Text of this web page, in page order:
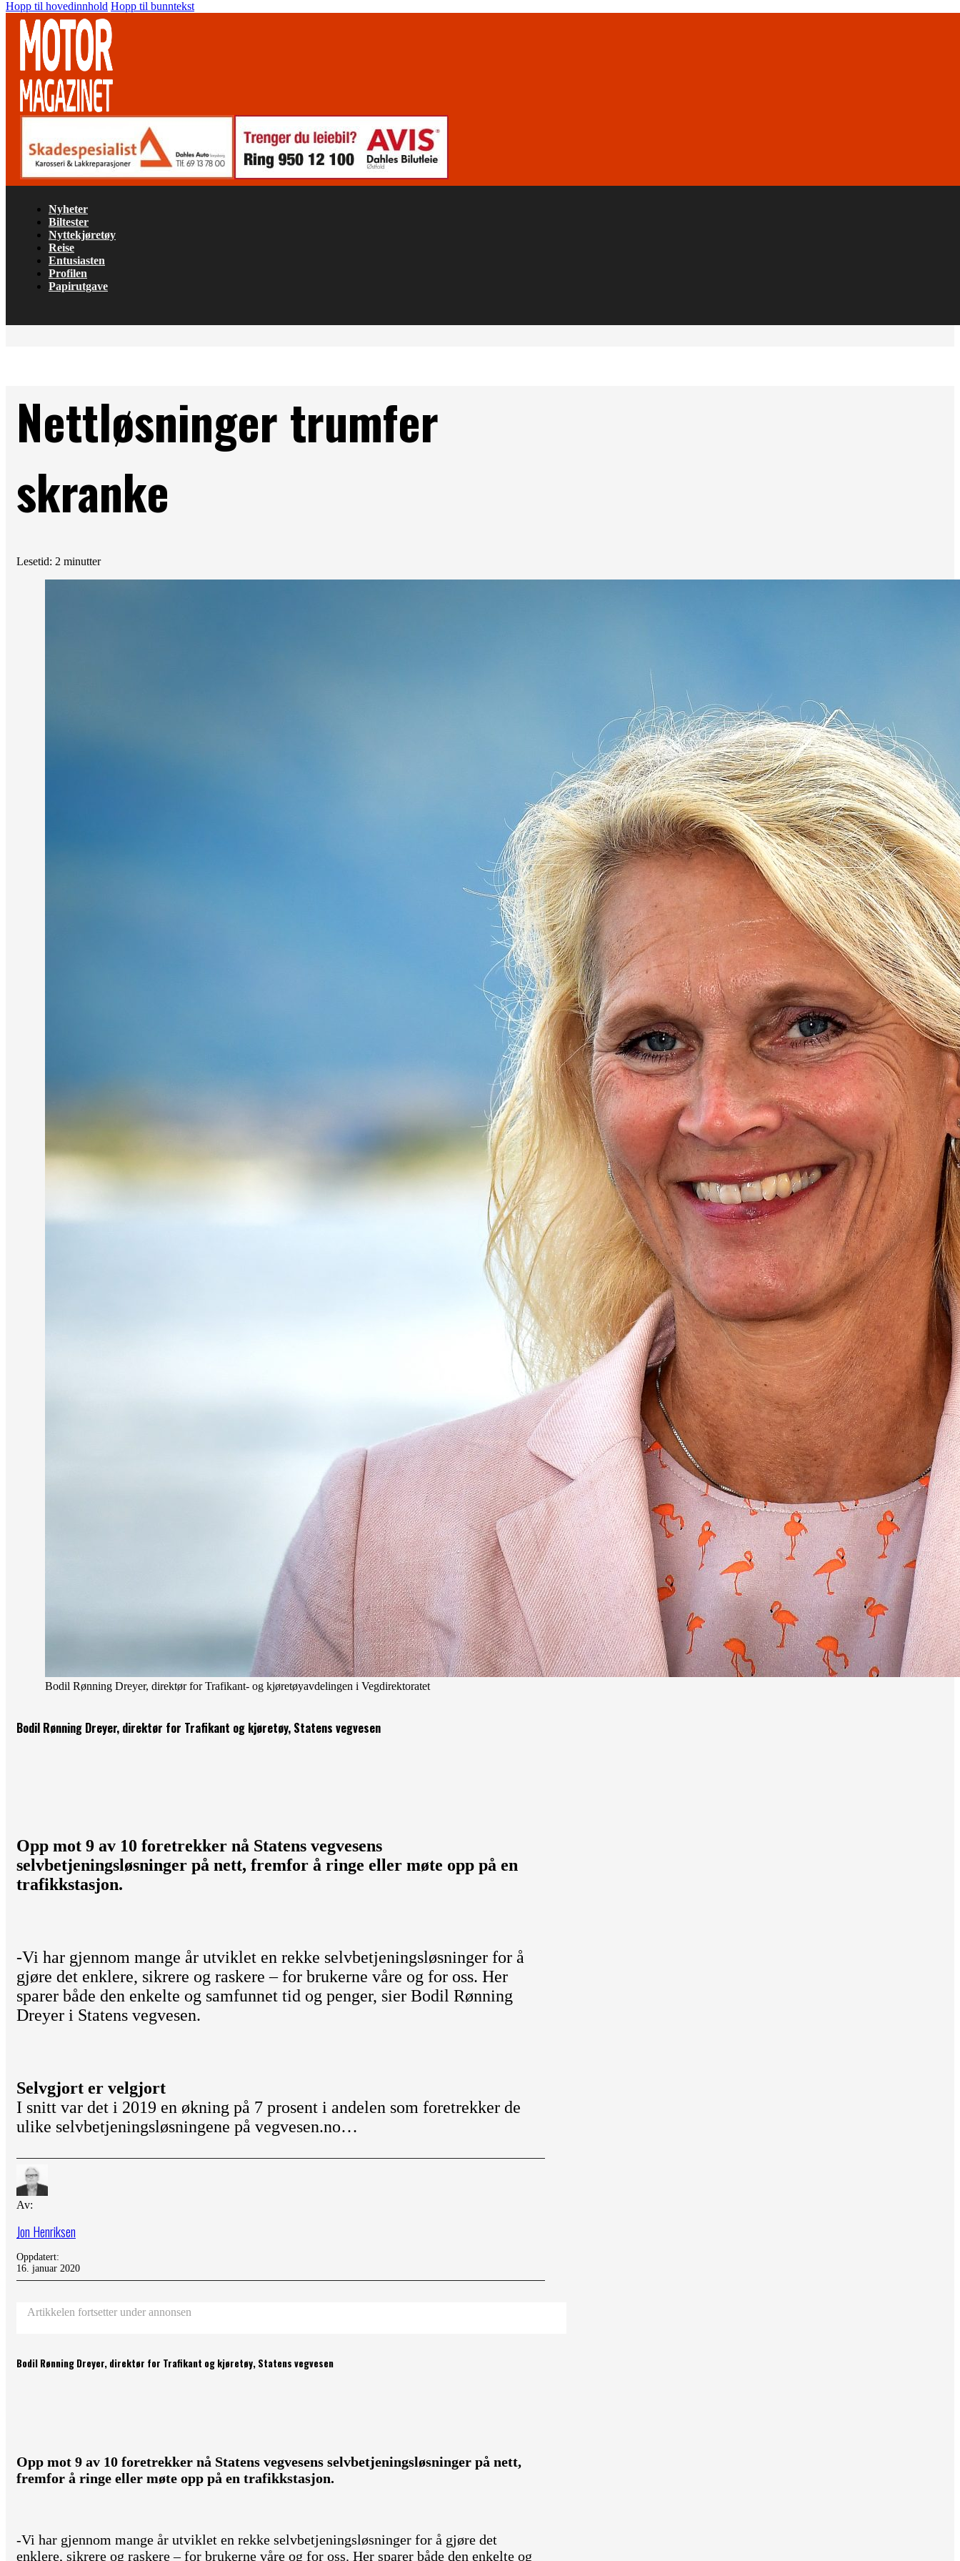
Hopp til hovedinnhold Hopp til bunntekst
Nyheter
Biltester
Nyttekjøretøy
Reise
Entusiasten
Profilen
Papirutgave
Nettløsninger trumfer
skranke
Lesetid: 2 minutter
Bodil Rønning Dreyer, direktør for Trafikant- og kjøretøyavdelingen i Vegdirektoratet
Bodil Rønning Dreyer, direktør for Trafikant og kjøretøy, Statens vegvesen
Opp mot 9 av 10 foretrekker nå Statens vegvesens
selvbetjeningsløsninger på nett, fremfor å ringe eller møte opp på en
trafikkstasjon.
-Vi har gjennom mange år utviklet en rekke selvbetjeningsløsninger for å
gjøre det enklere, sikrere og raskere – for brukerne våre og for oss. Her
sparer både den enkelte og samfunnet tid og penger, sier Bodil Rønning
Dreyer i Statens vegvesen.
Selvgjort er velgjort
I snitt var det i 2019 en økning på 7 prosent i andelen som foretrekker de
ulike selvbetjeningsløsningene på vegvesen.no…
Av:
Jon Henriksen
Oppdatert:
16. januar 2020
Artikkelen fortsetter under annonsen
Bodil Rønning Dreyer, direktør for Trafikant og kjøretøy, Statens vegvesen
Opp mot 9 av 10 foretrekker nå Statens vegvesens selvbetjeningsløsninger på nett,
fremfor å ringe eller møte opp på en trafikkstasjon.
-Vi har gjennom mange år utviklet en rekke selvbetjeningsløsninger for å gjøre det
enklere, sikrere og raskere – for brukerne våre og for oss. Her sparer både den enkelte og